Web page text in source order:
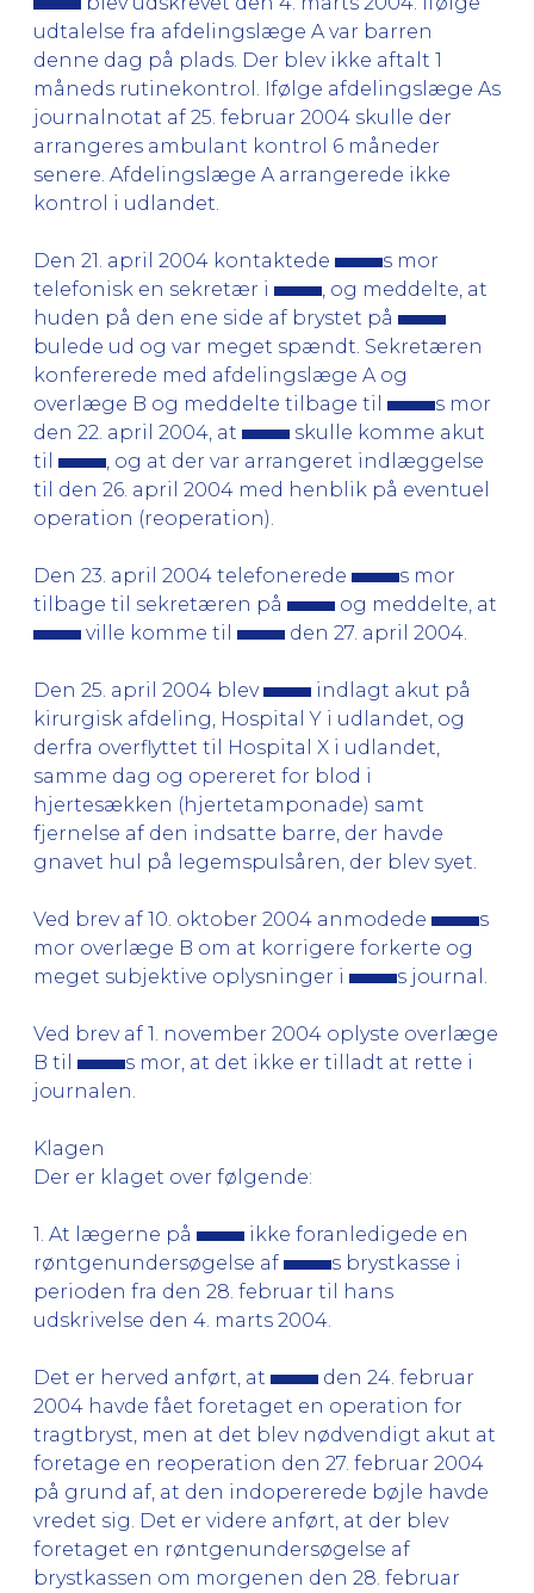
udtalelse fra afdelingslæge A var barren
denne dag på plads. Der blev ikke aftalt 1
måneds rutinekontrol. Ifølge afdelingslæge As
journalnotat af 25. februar 2004 skulle der
arrangeres ambulant kontrol 6 måneder
senere. Afdelingslæge A arrangerede ikke
kontrol i udlandet.
Den 21. april 2004 kontaktede
s mor
telefonisk en sekretær i
, og meddelte, at
huden på den ene side af brystet på
bulede ud og var meget spændt. Sekretæren
konfererede med afdelingslæge A og
overlæge B og meddelte tilbage til
s mor
den 22. april 2004, at
skulle komme akut
til
, og at der var arrangeret indlæggelse
til den 26. april 2004 med henblik på eventuel
operation (reoperation).
Den 23. april 2004 telefonerede
s mor
tilbage til sekretæren på
og meddelte, at
ville komme til
den 27. april 2004.
Den 25. april 2004 blev
indlagt akut på
kirurgisk afdeling, Hospital Y i udlandet, og
derfra overflyttet til Hospital X i udlandet,
samme dag og opereret for blod i
hjertesækken (hjertetamponade) samt
fjernelse af den indsatte barre, der havde
gnavet hul på legemspulsåren, der blev syet.
Ved brev af 10. oktober 2004 anmodede
s
mor overlæge B om at korrigere forkerte og
meget subjektive oplysninger i
s journal.
Ved brev af 1. november 2004 oplyste overlæge
B til
s mor, at det ikke er tilladt at rette i
journalen.
Klagen
Der er klaget over følgende:
1. At lægerne på
ikke foranledigede en
røntgenundersøgelse af
s brystkasse i
perioden fra den 28. februar til hans
udskrivelse den 4. marts 2004.
Det er herved anført, at
den 24. februar
2004 havde fået foretaget en operation for
tragtbryst, men at det blev nødvendigt akut at
foretage en reoperation den 27. februar 2004
på grund af, at den indopererede bøjle havde
vredet sig. Det er videre anført, at der blev
foretaget en røntgenundersøgelse af
brystkassen om morgenen den 28. februar